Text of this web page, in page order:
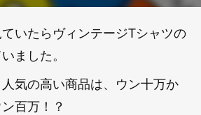
いたらヴィンテージTシャツの
ました。
気の高い商品は、ウン十万か
百万！？